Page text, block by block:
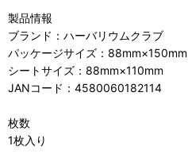
製品情報
ブランド：ハーバリウムクラブ
パッケージサイズ：88mm×150mm
シートサイズ：88mm×110mm
JANコード：4580060182114
枚数
1枚入り